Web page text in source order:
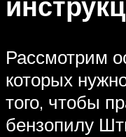
Рассмотрим
которых
того, чтобы
бензопилу